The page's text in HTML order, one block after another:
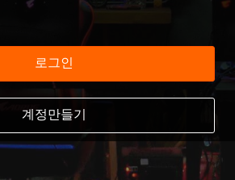
로그인
계정만들기